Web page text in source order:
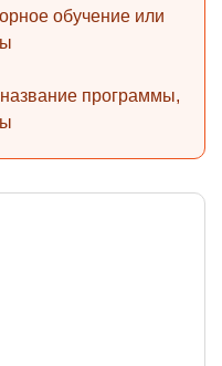
обучение или
программы,